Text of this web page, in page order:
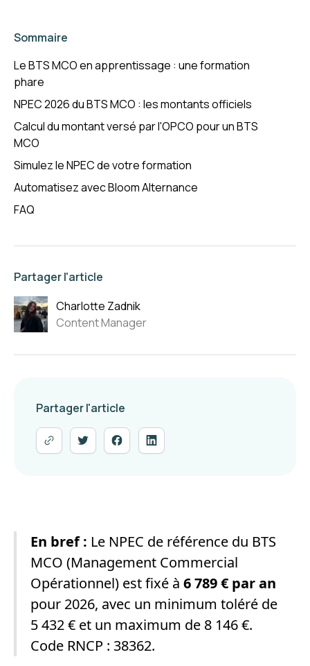
Sommaire
Le BTS MCO en apprentissage : une formation
phare
NPEC 2026 du BTS MCO : les montants officiels
Calcul du montant versé par l'OPCO pour un BTS
MCO
Simulez le NPEC de votre formation
Automatisez avec Bloom Alternance
FAQ
Partager l'article
Charlotte Zadnik
Content Manager
Partager l'article
En bref : Le NPEC de référence du BTS
MCO (Management Commercial
Opérationnel) est fixé à 6 789 € par an
pour 2026, avec un minimum toléré de
5 432 € et un maximum de 8 146 €.
Code RNCP : 38362.